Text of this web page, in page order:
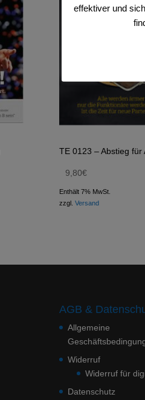
TE 0123 – Abstieg für
9,80€
Enthält 7% MwSt.
zzgl. Versand
AGB &
Allgemeine
Widerruf
Widerruf für
Datenschutz
effektiver und